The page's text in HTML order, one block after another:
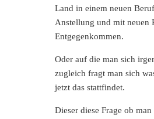
Land in einem neuen
Anstellung und mit neuen
Entgegenkommen.
Oder auf die man sich
zugleich fragt man sich
jetzt das stattfindet.
Dieser diese Frage ob man